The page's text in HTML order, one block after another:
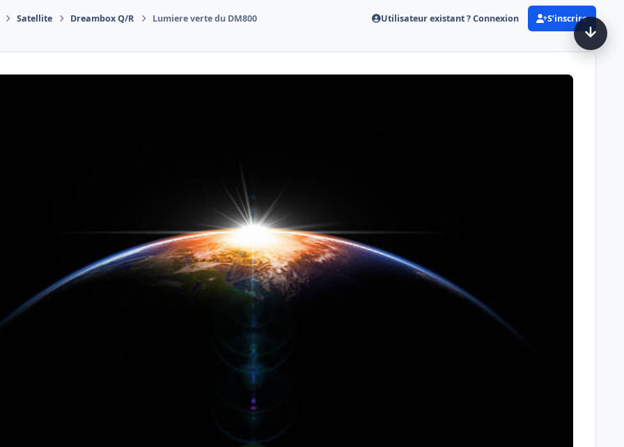
Satellite Dreambox Q/R Lumiere verte du DM800 Utilisateur existant ? Connexion S’inscrire